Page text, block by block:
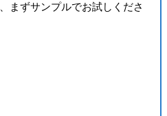
まずサンプルでお試しくださ